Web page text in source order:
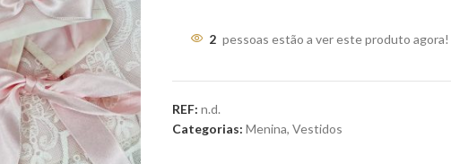
2 pessoas estão a ver este produto agora!
REF: n.d.
Categorias: Menina, Vestidos